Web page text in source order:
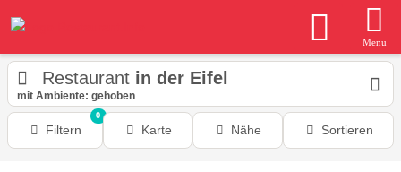
Menu
Restaurant in der Eifel
mit Ambiente: gehoben
Filtern
0
Karte Nähe Sortieren